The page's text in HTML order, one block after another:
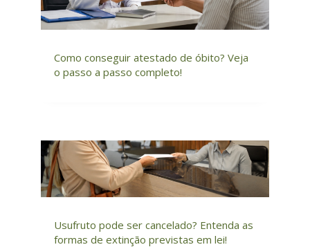
Como conseguir atestado de óbito? Veja
o passo a passo completo!
Usufruto pode ser cancelado? Entenda as
formas de extinção previstas em lei!